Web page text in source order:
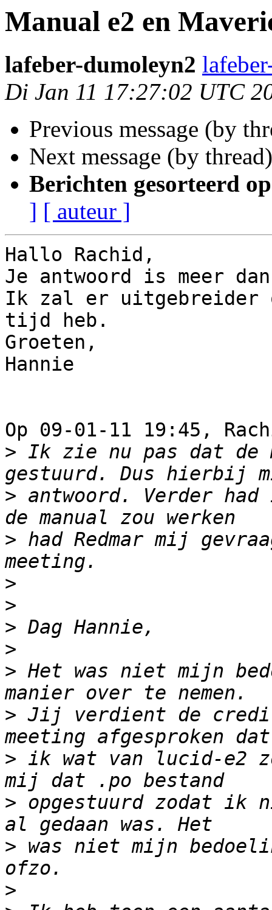
Manual e2 en
lafeber-dumoleyn2
Di Jan 11 17:27:02 UTC
Previous message (by
Next message (by
Berichten gesorteerd
] [ auteur ]
Hallo Rachid,
Je antwoord is meer
Ik zal er uitgebreider
tijd heb.
Groeten,
Hannie
Op 09-01-11 19:45,
> Ik zie nu pas dat
> antwoord. Verder
> had Redmar mij
>
>
>
>
> Het was niet mijn
> Jij verdient de
> ik wat van lucid-e2
> opgestuurd zodat ik
> was niet mijn
>